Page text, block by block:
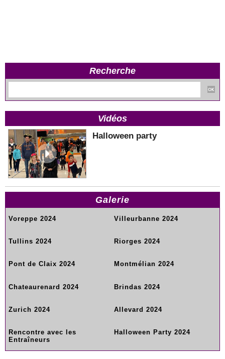
Recherche
Vidéos
Halloween party
Galerie
Voreppe 2024 Villeurbanne 2024
Tullins 2024 Riorges 2024
Pont de Claix 2024 Montmélian 2024
Chateaurenard 2024 Brindas 2024
Zurich 2024 Allevard 2024
Rencontre avec les
Entraîneurs
Halloween Party 2024